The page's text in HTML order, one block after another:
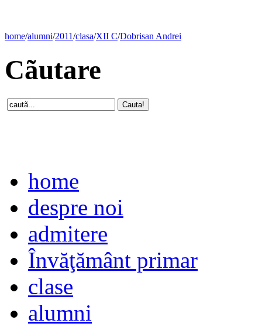
home/alumni/2011/clasa/XII C/Dobrisan Andrei
Cãutare
home
despre noi
admitere
Învăţământ primar
clase
alumni